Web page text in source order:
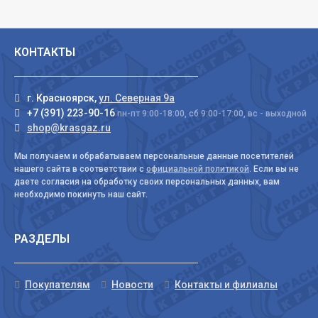
КОНТАКТЫ
г. Красноярск,ул. Северная 9а
+7 (391) 223-90-16 пн-пт 9:00-18:00, сб 9:00-17:00, вс - выходной
shop@krasgaz.ru
Мы получаем и обрабатываем персональные данные посетителей
нашего сайта в соответствии с официальной политикой. Если вы не
даете согласия на обработку своих персональных данных, вам
необходимо покинуть наш сайт.
РАЗДЕЛЫ
Покупателям Новости Контакты и филиалы